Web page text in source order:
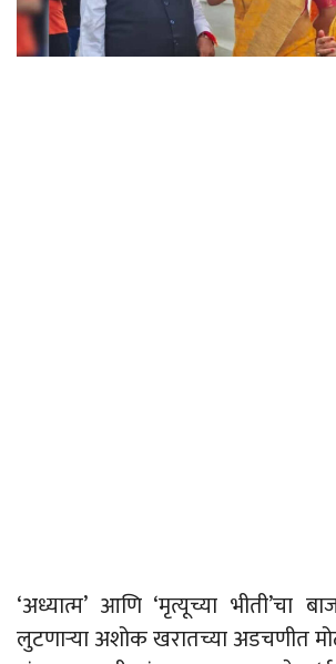
‘अध्यात्म’ आणि ‘मृत्यूच्या भीती’चा
लुटणाऱ्या अशोक खरातच्या अडचणीत